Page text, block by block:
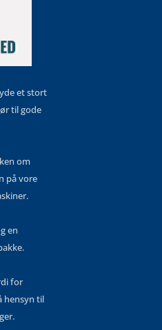
et stort
til gode
om
på vore
en
for
hensyn til